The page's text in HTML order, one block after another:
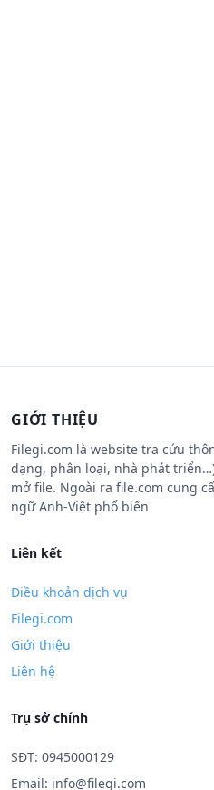
GIỚI THIỆU
Filegi.com là website tra cứu
dạng, phân loại, nhà phát
mở file. Ngoài ra file.com cung
ngữ Anh-Việt phổ biến
Liên kết
Điều khoản dịch vụ
Filegi.com
Giới thiệu
Liên hệ
Trụ sở chính
SĐT: 0945000129
Email: info@filegi.com